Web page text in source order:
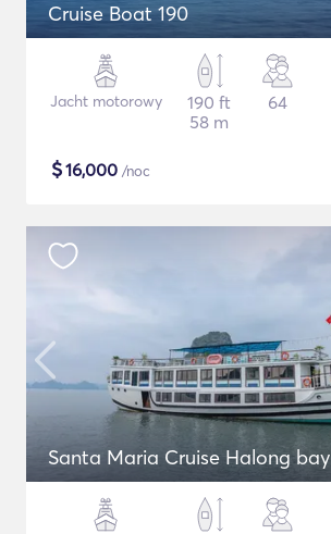
Cruise Boat 190
Jacht motorowy
190 ft
58 m
64
$16,000 /noc
Santa Maria Cruise Halong bay